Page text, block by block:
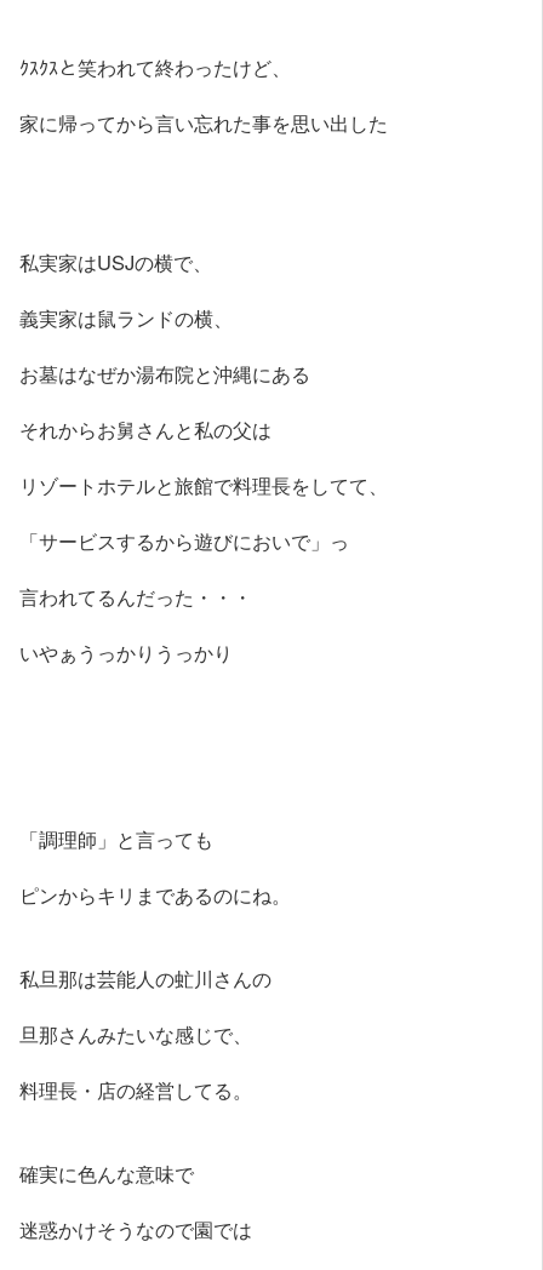
ｸｽｸｽと笑われて終わったけど、
家に帰ってから言い忘れた事を思い出した
私実家はUSJの横で、
義実家は鼠ランドの横、
お墓はなぜか湯布院と沖縄にある
それからお舅さんと私の父は
リゾートホテルと旅館で料理長をしてて、
「サービスするから遊びにおいで」っ
言われてるんだった・・・
いやぁうっかりうっかり
「調理師」と言っても
ピンからキリまであるのにね。
私旦那は芸能人の虻川さんの
旦那さんみたいな感じで、
料理長・店の経営してる。
確実に色んな意味で
迷惑かけそうなので園では